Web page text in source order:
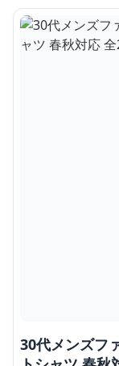
30代メンズフ